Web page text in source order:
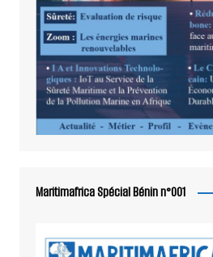
Maritimafrica Spécial Bénin n°001